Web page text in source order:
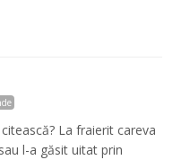
La fraierit careva
l-a găsit uitat prin